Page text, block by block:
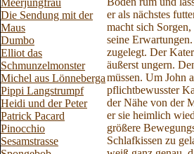
er als nächstes
macht sich
seine
zugelegt. Der
äußerst ungern.
müssen. Um John
pflichtbewusster
der Nähe von der
er sie heimlich
größere
Schlafkissen zu
Meerjungfrau
Die Sendung mit der
Maus
Dumbo
Elliot das
Schmunzelmonster
Michel aus Lönneberga
Pippi Langstrumpf
Heidi und der Peter
Patrick Pacard
Pinocchio
Sesamstrasse